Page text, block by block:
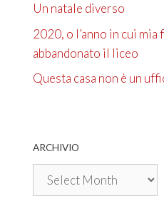
Un natale diverso
2020, o l’anno in cui mia
abbandonato il liceo
Questa casa non è un
ARCHIVIO
Archivio